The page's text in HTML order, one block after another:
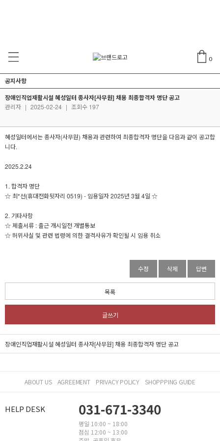
0
공지사항
장애인직업재활시설 혜성일터 종사자[사무원] 채용 최종합격자 명단 공고
관리자 | 2025-02-24 | 조회수 197
혜성일터에서는 종사자(사무원) 채용과 관련하여 최종합격자 명단을 다음과 같이 공고합
니다.
2025.2.24
1. 합격자 명단
☆ 최*선(휴대전화뒷자리 0519) - 임용일자 2025년 3월 4일 ☆
2. 기타사항
☆ 제출서류 : 출근 개시일전 개별통보
☆ 허위사실 및 관련 법령에 의한 결격사유가 확인될 시 임용 취소
수정 삭제 답변
목록
글쓰기
장애인직업재활시설 혜성일터 종사자[사무원] 채용 최종합격자 명단 공고
ABOUT US AGREEMENT PRIVACY POLICY SHOPPPING GUIDE
HELP DESK 031-671-3340
평일 10:00 ~ 18:00
점심 12:00 ~ 13:00